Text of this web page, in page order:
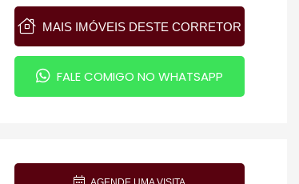
MAIS IMÓVEIS DESTE CORRETOR
FALE COMIGO NO WHATSAPP